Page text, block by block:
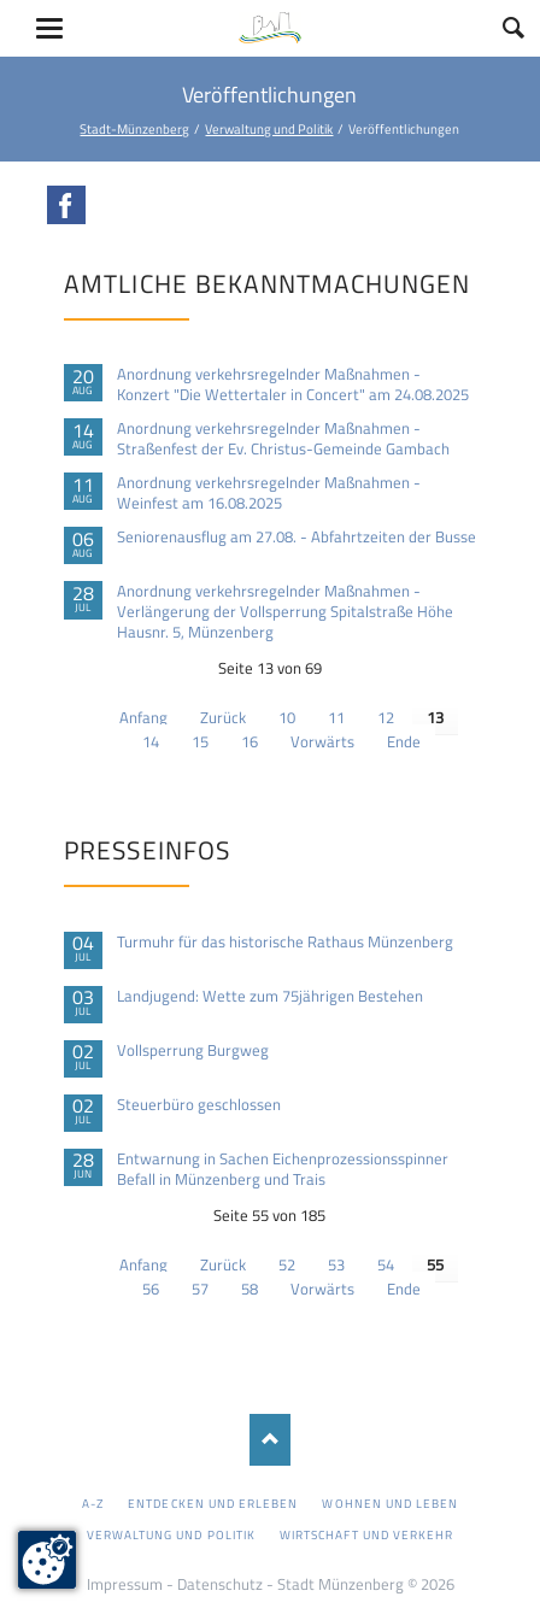
Veröffentlichungen
Stadt-Münzenberg Verwaltung und Politik Veröffentlichungen
AMTLICHE BEKANNTMACHUNGEN
20
AUG
Anordnung verkehrsregelnder Maßnahmen -
Konzert "Die Wettertaler in Concert" am 24.08.2025
14
AUG
Anordnung verkehrsregelnder Maßnahmen -
Straßenfest der Ev. Christus-Gemeinde Gambach
11
AUG
Anordnung verkehrsregelnder Maßnahmen -
Weinfest am 16.08.2025
06
AUG
Seniorenausflug am 27.08. - Abfahrtzeiten der Busse
28
JUL
Anordnung verkehrsregelnder Maßnahmen -
Verlängerung der Vollsperrung Spitalstraße Höhe
Hausnr. 5, Münzenberg
Seite 13 von 69
Anfang Zurück 10 11 12
13
14
15 16 Vorwärts Ende
PRESSEINFOS
04
JUL
Turmuhr für das historische Rathaus Münzenberg
03
JUL
Landjugend: Wette zum 75jährigen Bestehen
02
JUL
Vollsperrung Burgweg
02
JUL
Steuerbüro geschlossen
28
JUN
Entwarnung in Sachen Eichenprozessionsspinner
Befall in Münzenberg und Trais
Seite 55 von 185
Anfang Zurück 52 53 54
55
56
57 58 Vorwärts Ende
NAVIGATION
A-Z ENTDECKEN UND ERLEBEN
WOHNEN UND LEBEN
VERWALTUNG UND POLITIK
WIRTSCHAFT UND VERKEHR
Impressum - Datenschutz- Stadt Münzenberg © 2026